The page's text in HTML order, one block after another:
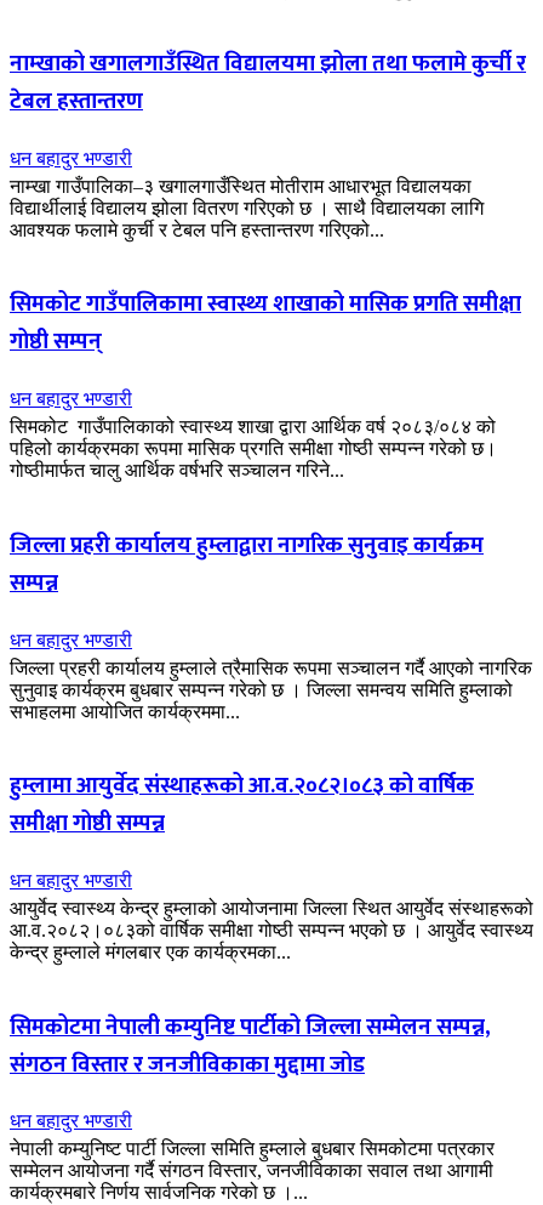
नाम्खाको खगालगाउँस्थित विद्यालयमा झोला तथा फलामे कुर्ची र
टेबल हस्तान्तरण
धन बहादुर भण्डारी
नाम्खा गाउँपालिका–३ खगालगाउँस्थित मोतीराम आधारभूत विद्यालयका
विद्यार्थीलाई विद्यालय झोला वितरण गरिएको छ । साथै विद्यालयका लागि
आवश्यक फलामे कुर्ची र टेबल पनि हस्तान्तरण गरिएको...
सिमकोट गाउँपालिकामा स्वास्थ्य शाखाको मासिक प्रगति समीक्षा
गोष्ठी सम्पन्
धन बहादुर भण्डारी
सिमकोट गाउँपालिकाको स्वास्थ्य शाखा द्वारा आर्थिक वर्ष २०८३/०८४ को
पहिलो कार्यक्रमका रूपमा मासिक प्रगति समीक्षा गोष्ठी सम्पन्न गरेको छ।
गोष्ठीमार्फत चालु आर्थिक वर्षभरि सञ्चालन गरिने...
जिल्ला प्रहरी कार्यालय हुम्लाद्वारा नागरिक सुनुवाइ कार्यक्रम
सम्पन्न
धन बहादुर भण्डारी
जिल्ला प्रहरी कार्यालय हुम्लाले त्रैमासिक रूपमा सञ्चालन गर्दै आएको नागरिक
सुनुवाइ कार्यक्रम बुधबार सम्पन्न गरेको छ । जिल्ला समन्वय समिति हुम्लाको
सभाहलमा आयोजित कार्यक्रममा...
हुम्लामा आयुर्वेद संस्थाहरूको आ.व.२०८२।०८३ को वार्षिक
समीक्षा गोष्ठी सम्पन्न
धन बहादुर भण्डारी
आयुर्वेद स्वास्थ्य केन्द्र हुम्लाको आयोजनामा जिल्ला स्थित आयुर्वेद संस्थाहरूको
आ.व.२०८२।०८३को वार्षिक समीक्षा गोष्ठी सम्पन्न भएको छ । आयुर्वेद स्वास्थ्य
केन्द्र हुम्लाले मंगलबार एक कार्यक्रमका...
सिमकोटमा नेपाली कम्युनिष्ट पार्टीको जिल्ला सम्मेलन सम्पन्न,
संगठन विस्तार र जनजीविकाका मुद्दामा जोड
धन बहादुर भण्डारी
नेपाली कम्युनिष्ट पार्टी जिल्ला समिति हुम्लाले बुधबार सिमकोटमा पत्रकार
सम्मेलन आयोजना गर्दै संगठन विस्तार, जनजीविकाका सवाल तथा आगामी
कार्यक्रमबारे निर्णय सार्वजनिक गरेको छ ।...